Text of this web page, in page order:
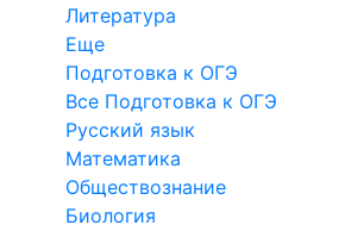
Литература
Еще
Подготовка к ОГЭ
Все Подготовка к ОГЭ
Русский язык
Математика
Обществознание
Биология